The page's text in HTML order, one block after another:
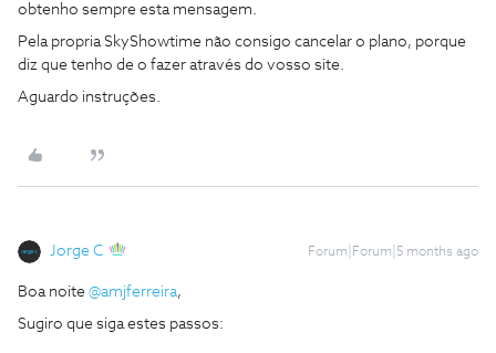
obtenho sempre esta mensagem.
Pela propria SkyShowtime não consigo cancelar o plano, porque
diz que tenho de o fazer através do vosso site.
Aguardo instruções.
Jorge C Forum|Forum|5 months ago
Boa noite ​ @amjferreira,
Sugiro que siga estes passos: